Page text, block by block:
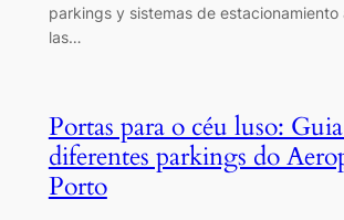
parkings y sistemas de
las…
Portas para o céu luso:
diferentes parkings do
Porto